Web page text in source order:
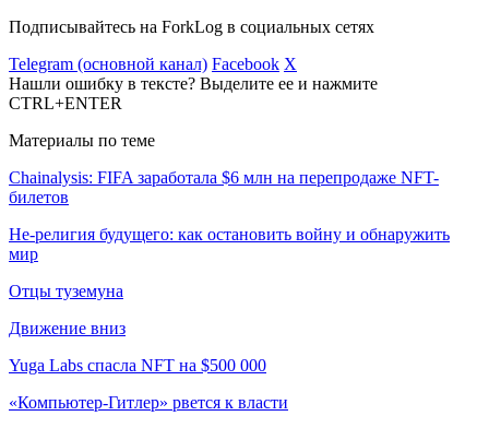
Подписывайтесь на ForkLog в социальных сетях
Telegram (основной канал) Facebook X
Нашли ошибку в тексте? Выделите ее и нажмите
CTRL+ENTER
Материалы по теме
Chainalysis: FIFA заработала $6 млн на перепродаже NFT-
билетов
Не-религия будущего: как остановить войну и обнаружить
мир
Отцы туземуна
Движение вниз
Yuga Labs спасла NFT на $500 000
«Компьютер-Гитлер» рвется к власти